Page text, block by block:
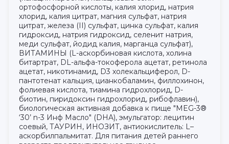
ортофосфорной кислоты, калия хлорид, натрия
хлорид, калия цитрат, магния сульфат, натрия
цитрат, железа (II) сульфат, цинка сульфат, калия
гидроксид, натрия гидроксид, селенит натрия,
меди сульфат, йодид калия, марганца сульфат),
ВИТАМИНЫ (L-аскорбиновая кислота, холина
битартрат, DL-альфа-токоферола ацетат, ретинола
ацетат, никотинамид, D3 холекальциферол, D-
пантотенат кальция, цианкобаламин, филлохинон,
фолиевая кислота, тиамина гидрохлорид, D-
биотин, пиридоксин гидрохлорид, рибофлавин),
биологическая активная добавка к пище "MEG-3®
‘30’ n-3 Инф Масло" (DHA), эмульгатор: лецитин
соевый, ТАУРИН, ИНОЗИТ, антиокислитель: L–
аскорбилпальмитат. Для питания детей раннего